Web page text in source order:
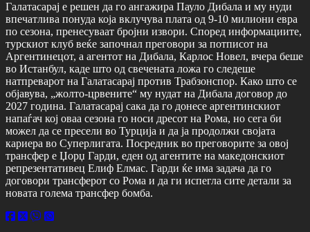
Галатасарај е решен да го ангажира Пауло Дибала и му нуди
впечатлива понуда која вклучува плата од 9-10 милиони евра
по сезона, пренесуваат бројни извори. Според информациите,
турскиот клуб веќе започнал преговори за потписот на
Аргентинецот, а агентот на Дибала, Карлос Новел, вчера беше
во Истанбул, каде што од свечената ложа го следеше
натпреварот на Галатасарај против Трабзонспор. Како што се
објавува, „жолто-црвените“ му нудат на Дибала договор до
2027 година. Галатасарај сака да го донесе аргентинскиот
напаѓач кој оваа сезона го носи дресот на Рома, но сега би
можел да се пресели во Турција и да ја продолжи својата
кариера во Суперлигата. Посредник во преговорите за овој
трансфер е Џорџ Гарди, еден од агентите на македонскиот
репрезентативец Елиф Елмас. Гарди ќе има задача да го
договори трансферот со Рома и да ги испегла сите детали за
новата голема трансфер бомба.